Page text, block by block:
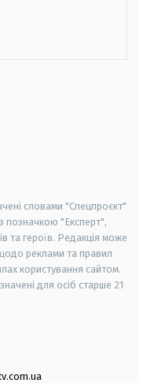
словами "Спецпроєкт"
позначкою "Експерт",
та героїв. Редакція може
реклами та правил
користування сайтом.
для осіб старше 21